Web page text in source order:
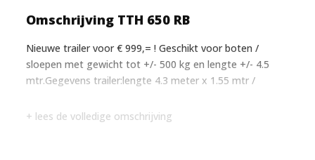
Omschrijving TTH 650 RB
Nieuwe trailer voor € 999,= ! Geschikt voor boten /
sloepen met gewicht tot +/- 500 kg en lengte +/- 4.5
mtr.Gegevens trailer:lengte 4.3 meter x 1.55 mtr /
+ lees de volledige omschrijving